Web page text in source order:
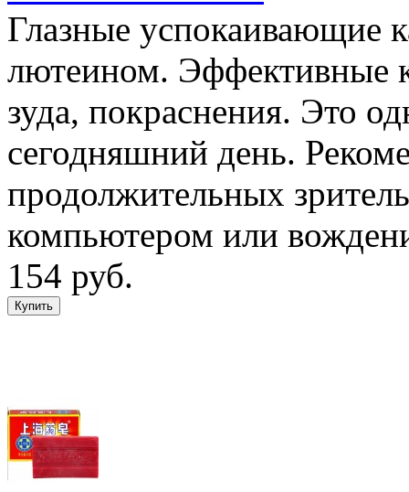
Глазные успокаивающие
лютеином. Эффективные
зуда, покраснения. Это
сегодняшний день.
продолжительных
компьютером или
154 руб.